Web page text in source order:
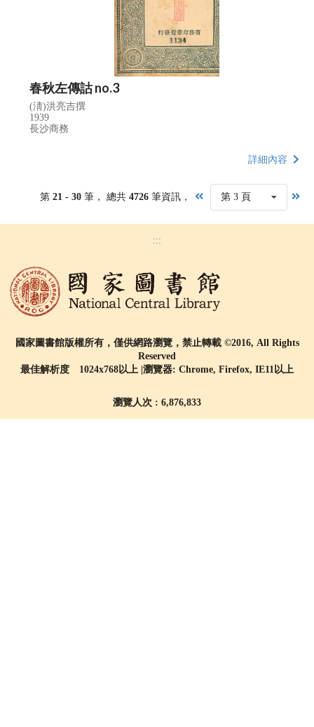
春秋左傳詁 no.3
(淸)洪亮吉撰
1939
長沙商務
詳細內容
第 21 - 30 筆， 總共 4726筆資訊， 第 3 頁
:::
國家圖書館版權所有，僅供網路瀏覽，禁止轉載 ©2016, All Rights
Reserved
最佳解析度 1024x768以上 |瀏覽器: Chrome, Firefox, IE11以上
瀏覽人次 : 6,876,833